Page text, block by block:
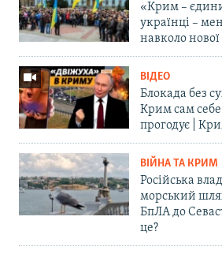
«Крим –
українці –
навколо
ВІДЕО
Блокада без
Крим сам себе
прогодує |
ВІЙНА ТА КРИМ
Російська
морський
БпЛА до
це?